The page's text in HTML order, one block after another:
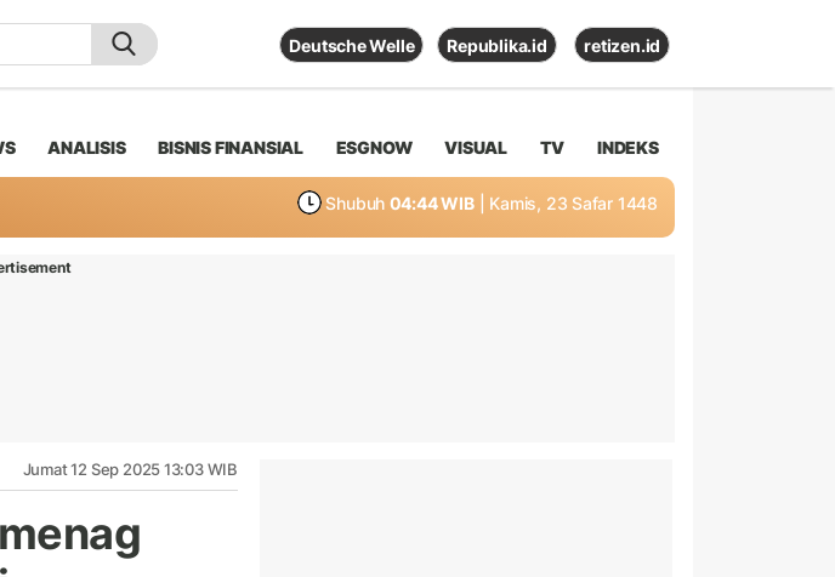
Deutsche Welle Republika.id retizen.id
ANALISIS BISNIS FINANSIAL ESGNOW VISUAL TV INDEKS
Shubuh 04:44 WIB | Kamis, 23 Safar 1448
Jumat 12 Sep 2025 13:03 WIB